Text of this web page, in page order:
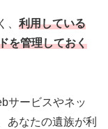
、 利用している
を管理しておく
サービスやネッ
あなたの遺族が利